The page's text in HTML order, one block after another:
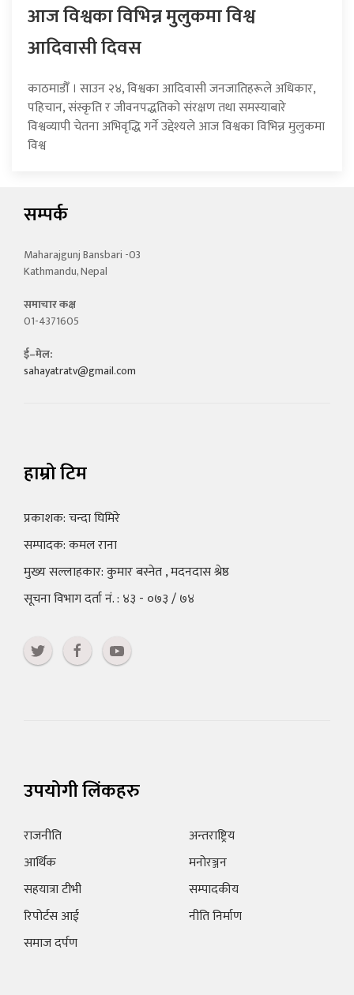
आज विश्वका विभिन्न मुलुकमा विश्व
आदिवासी दिवस
काठमाडौँ । साउन २४, विश्वका आदिवासी जनजातिहरूले अधिकार,
पहिचान, संस्कृति र जीवनपद्धतिको संरक्षण तथा समस्याबारे
विश्वव्यापी चेतना अभिवृद्धि गर्ने उद्देश्यले आज विश्वका विभिन्न मुलुकमा
विश्व
सम्पर्क
Maharajgunj Bansbari -03
Kathmandu, Nepal
समाचार कक्ष
01-4371605
ई–मेल:
sahayatratv@gmail.com
हाम्रो टिम
प्रकाशक: चन्दा घिमिरे
सम्पादक: कमल राना
मुख्य सल्लाहकार: कुमार बस्नेत , मदनदास श्रेष्ठ
सूचना विभाग दर्ता नं. : ४३ - ०७३ / ७४
उपयोगी लिंकहरु
राजनीति
आर्थिक
सहयात्रा टीभी
रिपोर्टस आई
समाज दर्पण
अन्तराष्ट्रिय
मनोरञ्जन
सम्पादकीय
नीति निर्माण